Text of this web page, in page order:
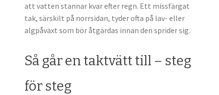
att vatten stannar kvar efter regn. Ett missfärgat
tak, särskilt på norrsidan, tyder ofta på lav- eller
algpåväxt som bör åtgärdas innan den sprider sig.
Så går en taktvätt till – steg
för steg